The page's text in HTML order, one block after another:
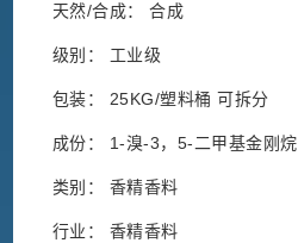
天然/合成： 合成
级别： 工业级
包装： 25KG/塑料桶 可拆分
成份： 1-溴-3，5-二甲基金刚烷
类别： 香精香料
行业： 香精香料